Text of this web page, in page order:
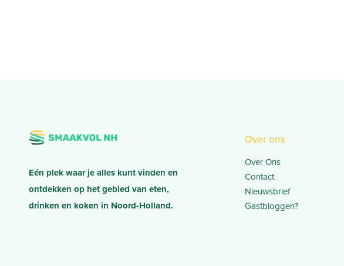
Eén plek waar je alles kunt vinden en
ontdekken op het gebied van eten,
drinken en koken in Noord-Holland.
Over ons
Over Ons
Contact
Nieuwsbrief
Gastbloggen?